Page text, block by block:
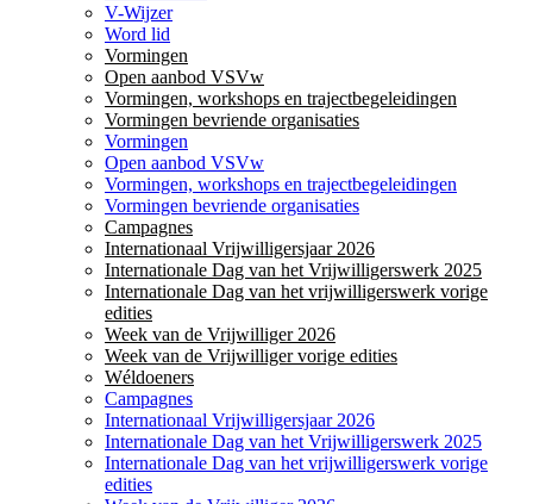
V-Wijzer
Word lid
Vormingen
Open aanbod VSVw
Vormingen, workshops en trajectbegeleidingen
Vormingen bevriende organisaties
Vormingen
Open aanbod VSVw
Vormingen, workshops en trajectbegeleidingen
Vormingen bevriende organisaties
Campagnes
Internationaal Vrijwilligersjaar 2026
Internationale Dag van het Vrijwilligerswerk 2025
Internationale Dag van het vrijwilligerswerk vorige
edities
Week van de Vrijwilliger 2026
Week van de Vrijwilliger vorige edities
Wéldoeners
Campagnes
Internationaal Vrijwilligersjaar 2026
Internationale Dag van het Vrijwilligerswerk 2025
Internationale Dag van het vrijwilligerswerk vorige
edities